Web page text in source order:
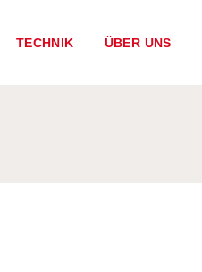
TECHNIK ÜBER UNS